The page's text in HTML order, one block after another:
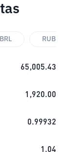
BRL RUB
65,005.43
1,920.00
0.99932
1.04